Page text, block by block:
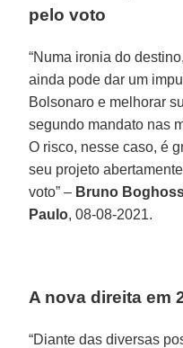
pelo voto
“Numa ironia do
ainda pode dar um
Bolsonaro e melhorar
segundo mandato nas
O risco, nesse caso, é
seu projeto
voto” – Bruno
Paulo, 08-08-2021.
A nova direita em
“Diante das diversas